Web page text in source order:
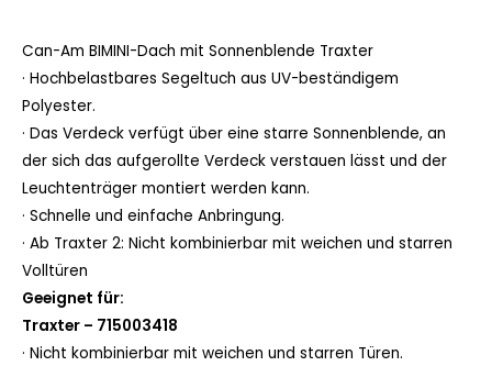
Can-Am BIMINI-Dach mit Sonnenblende Traxter
· Hochbelastbares Segeltuch aus UV-beständigem
Polyester.
· Das Verdeck verfügt über eine starre Sonnenblende, an
der sich das aufgerollte Verdeck verstauen lässt und der
Leuchtenträger montiert werden kann.
· Schnelle und einfache Anbringung.
· Ab Traxter 2: Nicht kombinierbar mit weichen und starren
Volltüren
Geeignet für:
Traxter – 715003418
· Nicht kombinierbar mit weichen und starren Türen.